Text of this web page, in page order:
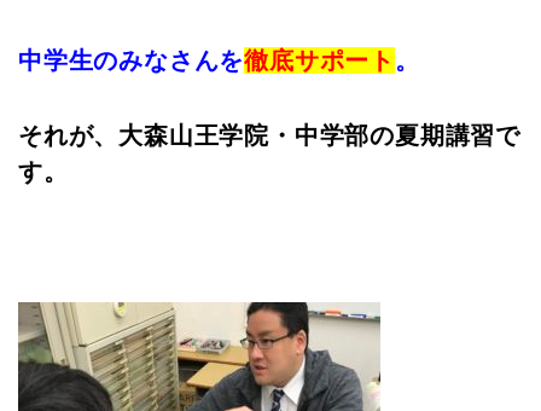
中学生のみなさんを徹底サポート 。
それが、大森山王学院・中学部の夏期講習で
す。